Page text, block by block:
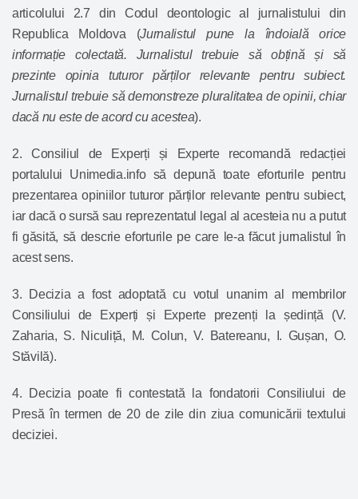
articolului 2.7 din Codul deontologic al jurnalistului din
Republica Moldova (Jurnalistul pune la îndoială orice
informație colectată. Jurnalistul trebuie să obțină și să
prezinte opinia tuturor părților relevante pentru subiect.
Jurnalistul trebuie să demonstreze pluralitatea de opinii, chiar
dacă nu este de acord cu acestea).
2. Consiliul de Experți și Experte recomandă redacției
portalului Unimedia.info să depună toate eforturile pentru
prezentarea opiniilor tuturor părților relevante pentru subiect,
iar dacă o sursă sau reprezentatul legal al acesteia nu a putut
fi găsită, să descrie eforturile pe care le-a făcut jurnalistul în
acest sens.
3. Decizia a fost adoptată cu votul unanim al membrilor
Consiliului de Experți și Experte prezenți la ședință (V.
Zaharia, S. Niculiță, M. Colun, V. Batereanu, I. Gușan, O.
Stăvilă).
4. Decizia poate fi contestată la fondatorii Consiliului de
Presă în termen de 20 de zile din ziua comunicării textului
deciziei.